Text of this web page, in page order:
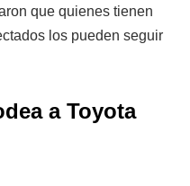
que quienes tienen
los pueden seguir
a Toyota